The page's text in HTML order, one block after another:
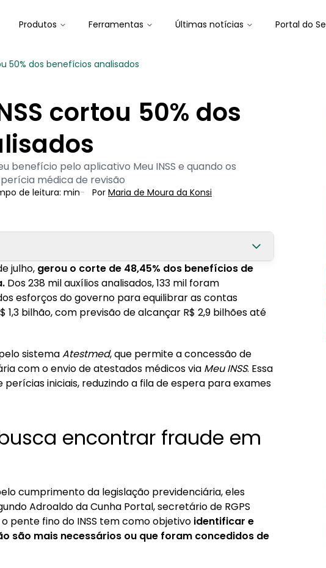
Produtos Ferramentas Últimas notícias Portal do
50% dos benefícios analisados
cortou 50% dos
benefício pelo aplicativo Meu INSS e quando os
médica de revisão
de leitura: min- Por Maria de Moura da Konsi
fraude em benefícios
foi cortado?
julho, gerou o corte de 48,45% dos benefícios de
Dos 238 mil auxílios analisados, 133 mil foram
esforços do governo para equilibrar as contas
1,3 bilhão, com previsão de alcançar R$ 2,9 bilhões até
sistemaAtestmed, que permite a concessão de
com o envio de atestados médicos via Meu INSS. Essa
iniciais, reduzindo a fila de espera para exames
encontrar fraude em
cumprimento da legislação previdenciária, eles
Adroaldo da Cunha Portal, secretário de RGPS
pente fino do INSS tem como objetivo identificar e
são mais necessários ou que foram concedidos de